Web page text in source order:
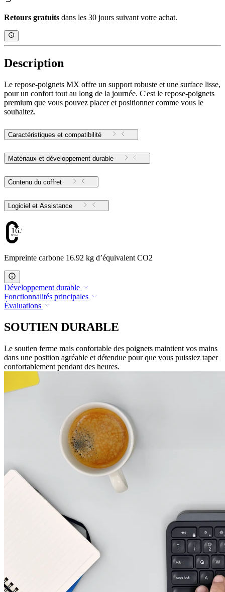
Retours gratuits dans les 30 jours suivant votre achat.
Description
Le repose-poignets MX offre un support robuste et une surface lisse,
pour un confort tout au long de la journée. C'est le repose-poignets
premium que vous pouvez placer et positionner comme vous le
souhaitez.
Caractéristiques et compatibilité
Matériaux et développement durable
Contenu du coffret
Logiciel et Assistance
16.92
Empreinte carbone 16.92 kg d’équivalent CO2
Développement durable
Fonctionnalités principales
Évaluations
SOUTIEN DURABLE
Le soutien ferme mais confortable des poignets maintient vos mains
dans une position agréable et détendue pour que vous puissiez taper
confortablement pendant des heures.